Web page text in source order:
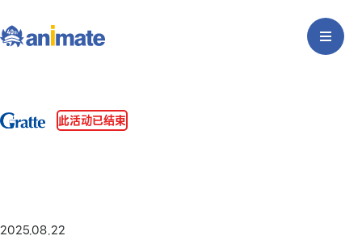
此活动已结束
2025.08.22